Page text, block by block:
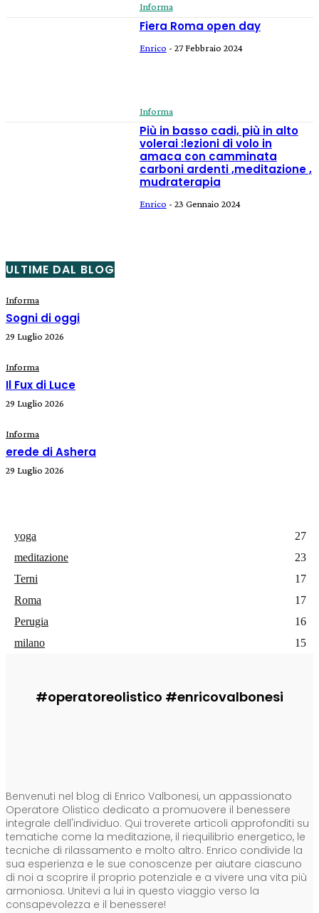
Informa
Fiera Roma open day
Enrico - 27 Febbraio 2024
Informa
Più in basso cadi, più in alto
volerai :lezioni di volo in
amaca con camminata
carboni ardenti ,meditazione ,
mudraterapia
Enrico - 23 Gennaio 2024
ULTIME DAL BLOG
Informa
Sogni di oggi
29 Luglio 2026
Informa
Il Fux di Luce
29 Luglio 2026
Informa
erede di Ashera
29 Luglio 2026
yoga
27
meditazione
23
Terni
17
Roma
17
Perugia
16
milano
15
#operatoreolistico #enricovalbonesi
Benvenuti nel blog di Enrico Valbonesi, un appassionato
Operatore Olistico dedicato a promuovere il benessere
integrale dell'individuo. Qui troverete articoli approfonditi su
tematiche come la meditazione, il riequilibrio energetico, le
tecniche di rilassamento e molto altro. Enrico condivide la
sua esperienza e le sue conoscenze per aiutare ciascuno
di noi a scoprire il proprio potenziale e a vivere una vita più
armoniosa. Unitevi a lui in questo viaggio verso la
consapevolezza e il benessere!